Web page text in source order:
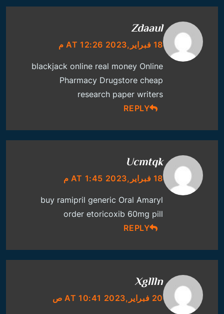
Zdaaul
18 فبراير,2023 AT 12:26 م
blackjack online real money Online
Pharmacy Drugstore cheap
research paper writers
REPLY
Ucmtqk
18 فبراير,2023 AT 1:45 م
buy ramipril generic Oral Amaryl
order etoricoxib 60mg pill
REPLY
Xgllln
20 فبراير,2023 AT 10:41 ص